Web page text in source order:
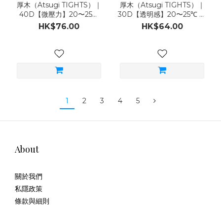
厚木（Atsugi TIGHTS）｜
40D【微壓力】20〜25℃
連褲襪｜2足組｜黑（ML／
LL）
HK$76.00
厚木（Atsugi TIGHTS）｜
30D【透明感】20〜25℃ 連
褲襪｜2足組｜黑（SM／
ML／LL）
HK$64.00
1 2 3 4 5
About
關於我們
私隱政策
條款與細則